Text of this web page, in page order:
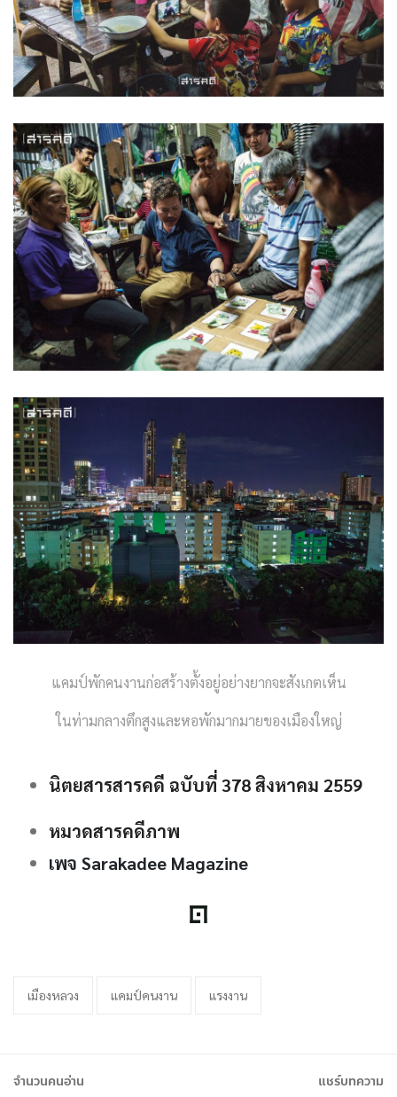
แคมป์พักคนงานก่อสร้างตั้งอยู่อย่างยากจะสังเกตเห็น
ในท่ามกลางตึกสูงและหอพักมากมายของเมืองใหญ่
นิตยสารสารคดี ฉบับที่ 378 สิงหาคม 2559
หมวดสารคดีภาพ
เพจ Sarakadee Magazine
เมืองหลวง แคมป์คนงาน แรงงาน
จำนวนคนอ่าน
แชร์บทความ